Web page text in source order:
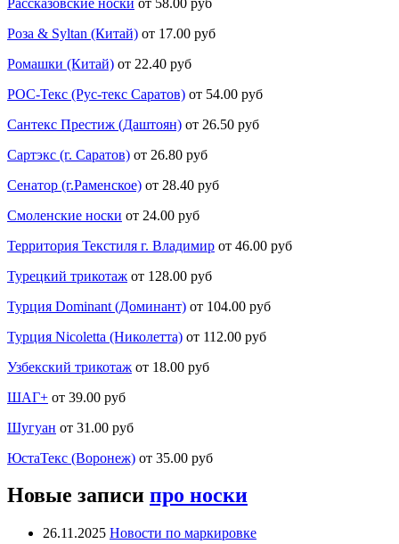
Роза & Syltan (Китай) от 17.00 руб
Ромашки (Китай) от 22.40 руб
РОС-Текс (Рус-текс Саратов) от 54.00 руб
Сантекс Престиж (Даштоян) от 26.50 руб
Сартэкс (г. Саратов) от 26.80 руб
Сенатор (г.Раменское) от 28.40 руб
Смоленские носки от 24.00 руб
Территория Текстиля г. Владимир от 46.00 руб
Турецкий трикотаж от 128.00 руб
Турция Dominant (Доминант) от 104.00 руб
Турция Nicoletta (Николетта) от 112.00 руб
Узбекский трикотаж от 18.00 руб
ШАГ+ от 39.00 руб
Шугуан от 31.00 руб
ЮстаТекс (Воронеж) от 35.00 руб
Новые записи про носки
26.11.2025 Новости по маркировке